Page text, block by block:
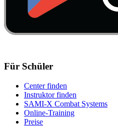
Für Schüler
Center finden
Instruktor finden
SAMI-X Combat Systems
Online-Training
Preise